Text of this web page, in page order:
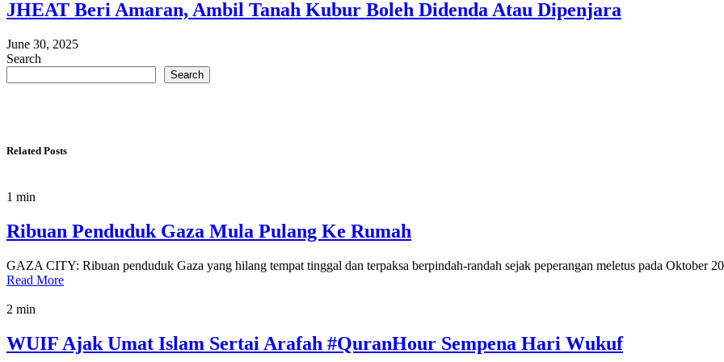
JHEAT Beri Amaran, Ambil Tanah Kubur Boleh Didenda Atau Dipenjara
June 30, 2025
Search
Search
Related Posts
1 min
Ribuan Penduduk Gaza Mula Pulang Ke Rumah
GAZA CITY: Ribuan penduduk Gaza yang hilang tempat tinggal dan terpaksa berpindah-randah sejak peperangan meletus pada Oktober
Read More
2 min
WUIF Ajak Umat Islam Sertai Arafah #QuranHour Sempena Hari Wukuf